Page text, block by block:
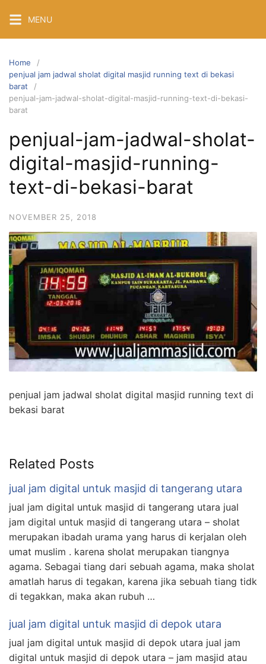
content
MENU
Home
penjual jam jadwal sholat digital masjid running text di bekasi
barat
penjual-jam-jadwal-sholat-digital-masjid-running-text-di-bekasi-
barat
penjual-jam-jadwal-sholat-
digital-masjid-running-
text-di-bekasi-barat
NOVEMBER 25, 2018
penjual jam jadwal sholat digital masjid running text di
bekasi barat
Related Posts
jual jam digital untuk masjid di tangerang utara
jual jam digital untuk masjid di tangerang utara jual
jam digital untuk masjid di tangerang utara – sholat
merupakan ibadah urama yang harus di kerjalan oleh
umat muslim . karena sholat merupakan tiangnya
agama. Sebagai tiang dari sebuah agama, maka sholat
amatlah harus di tegakan, karena jika sebuah tiang tidk
di tegakkan, maka akan rubuh …
jual jam digital untuk masjid di depok utara
jual jam digital untuk masjid di depok utara jual jam
digital untuk masjid di depok utara – jam masjid atau